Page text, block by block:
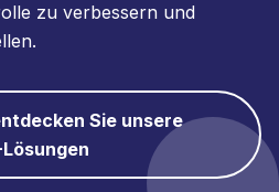
zu verbessern und
Sie unsere